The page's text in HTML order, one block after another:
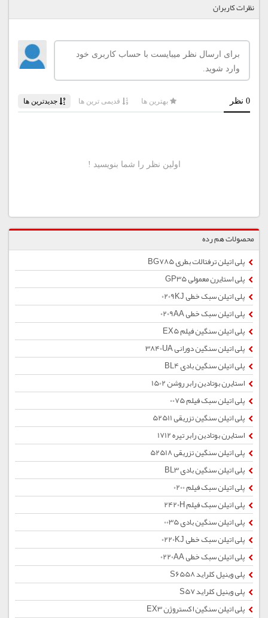
نظرات کاربران
محصولات هم رده
پلی اتیلن ترفتالات بطری BG785
پلی استایرن معمولی GP35
پلی اتیلن سبک خطی 0209KJ
پلی اتیلن سبک خطی 0209AA
پلی اتیلن سنگین فیلم EX5
پلی اتیلن سنگین دورانی 3840UA
پلی اتیلن سنگین بادی BL4
استایرن بوتادین رابر روشن 1502
پلی اتیلن سبک فیلم 0075
پلی اتیلن سنگین تزریقی 52511
استایرن بوتادین رابر تیره 1712
پلی اتیلن سنگین تزریقی 52518
پلی اتیلن سنگین بادی BL3
پلی اتیلن سبک فیلم 0200
پلی اتیلن سبک فیلم 2420H
پلی اتیلن سنگین بادی 0035
پلی اتیلن سبک خطی 0220KJ
پلی اتیلن سبک خطی 0220AA
پلی وینیل کلراید S6558
پلی وینیل کلراید S57
پلی اتیلن سنگین اکستروژن EX3